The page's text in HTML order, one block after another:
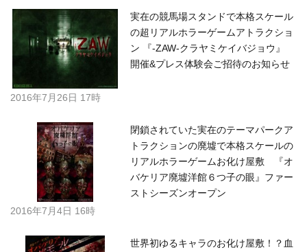
実在の競馬場スタンドで本格スケール
の超リアルホラーゲームアトラクショ
ン 『-ZAW-クラヤミケイバジョウ』
開催&プレス体験会ご招待のお知らせ
2016年7月26日 17時
閉鎖されていた実在のテーマパークア
トラクションの廃墟で本格スケールの
リアルホラーゲームお化け屋敷 『オ
バケリア廃墟洋館６つ子の眼』ファー
ストシーズンオープン
2016年7月4日 16時
世界初ゆるキャラのお化け屋敷！？血